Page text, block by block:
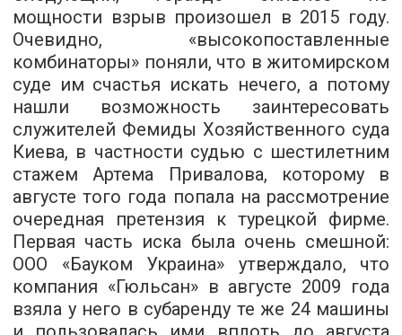
мощности взрыв произошел в 2015 году.
Очевидно, «высокопоставленные
комбинаторы» поняли, что в житомирском
суде им счастья искать нечего, а потому
нашли возможность заинтересовать
служителей Фемиды Хозяйственного суда
Киева, в частности судью с шестилетним
стажем Артема Привалова, которому в
августе того года попала на рассмотрение
очередная претензия к турецкой фирме.
Первая часть иска была очень смешной:
ООО «Бауком Украина» утверждало, что
компания «Гюльсан» в августе 2009 года
взяла у него в субаренду те же 24 машины